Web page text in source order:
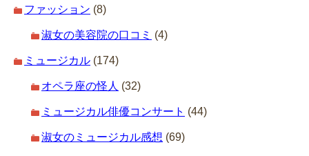
ファッション (8)
淑女の美容院の口コミ (4)
ミュージカル (174)
オペラ座の怪人 (32)
ミュージカル俳優コンサート (44)
淑女のミュージカル感想 (69)